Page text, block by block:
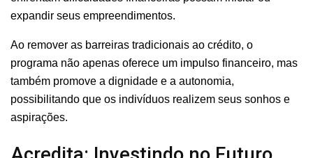
expandir seus empreendimentos.
Ao remover as barreiras tradicionais ao crédito, o
programa não apenas oferece um impulso financeiro, mas
também promove a dignidade e a autonomia,
possibilitando que os indivíduos realizem seus sonhos e
aspirações.